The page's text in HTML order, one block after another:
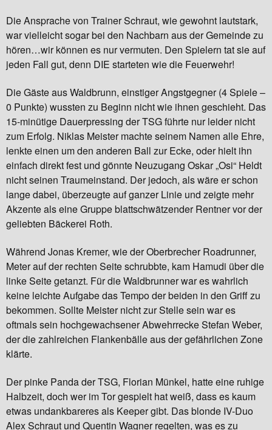
Die Ansprache von Trainer Schraut, wie gewohnt lautstark,
war vielleicht sogar bei den Nachbarn aus der Gemeinde zu
hören…wir können es nur vermuten. Den Spielern tat sie auf
jeden Fall gut, denn DIE starteten wie die Feuerwehr!
Die Gäste aus Waldbrunn, einstiger Angstgegner (4 Spiele –
0 Punkte) wussten zu Beginn nicht wie ihnen geschieht. Das
15-minütige Dauerpressing der TSG führte nur leider nicht
zum Erfolg. Niklas Meister machte seinem Namen alle Ehre,
lenkte einen um den anderen Ball zur Ecke, oder hielt ihn
einfach direkt fest und gönnte Neuzugang Oskar „Osi“ Heldt
nicht seinen Traumeinstand. Der jedoch, als wäre er schon
lange dabei, überzeugte auf ganzer Linie und zeigte mehr
Akzente als eine Gruppe blattschwätzender Rentner vor der
geliebten Bäckerei Roth.
Während Jonas Kremer, wie der Oberbrecher Roadrunner,
Meter auf der rechten Seite schrubbte, kam Hamudi über die
linke Seite getanzt. Für die Waldbrunner war es wahrlich
keine leichte Aufgabe das Tempo der beiden in den Griff zu
bekommen. Sollte Meister nicht zur Stelle sein war es
oftmals sein hochgewachsener Abwehrrecke Stefan Weber,
der die zahlreichen Flankenbälle aus der gefährlichen Zone
klärte.
Der pinke Panda der TSG, Florian Münkel, hatte eine ruhige
Halbzeit, doch wer im Tor gespielt hat weiß, dass es kaum
etwas undankbareres als Keeper gibt. Das blonde IV-Duo
Alex Schraut und Quentin Wagner regelten, was es zu